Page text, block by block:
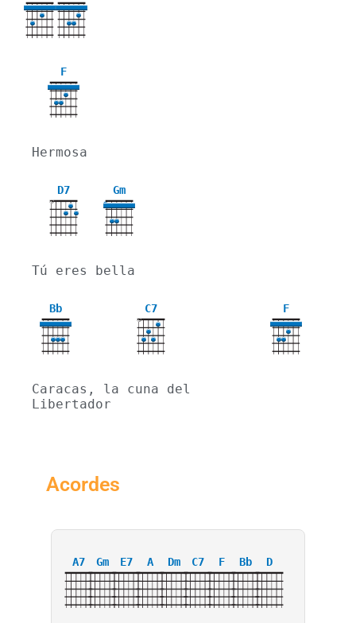
F
Hermosa
D7
X
Gm
3
Tú eres bella
Bb C7
X
F
Caracas, la cuna del
Libertador
Acordes
A7 Gm E7 A Dm C7 F Bb D